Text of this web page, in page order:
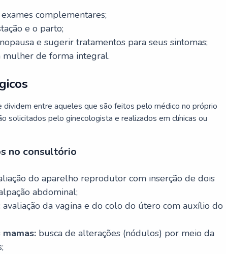
complementares;
e o parto;
e sugerir tratamentos para seus sintomas;
mulher de forma integral.
dividem entre aqueles que são feitos pelo médico no próprio
solicitados pelo ginecologista e realizados em clínicas ou
no consultório
do aparelho reprodutor com inserção de dois
abdominal;
avaliação da vagina e do colo do útero com auxílio do
mamas: busca de alterações (nódulos) por meio da